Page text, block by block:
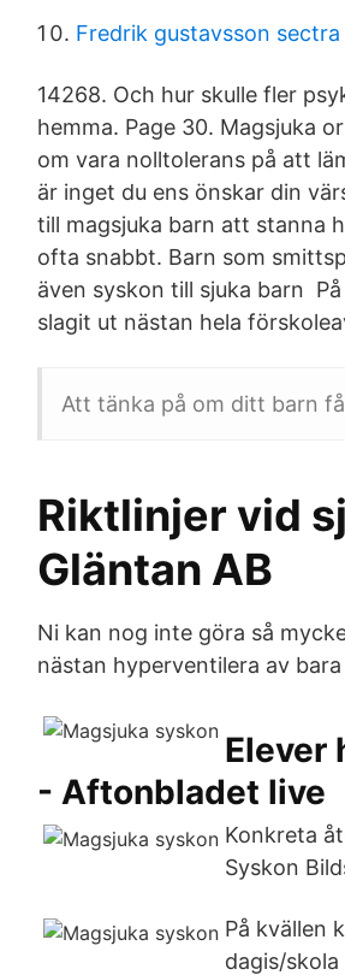
Fredrik gustavsson sectra
14268. Och hur skulle fler
hemma. Page 30. Magsjuka
om vara nolltolerans på att
är inget du ens önskar din
till magsjuka barn att stanna
ofta snabbt. Barn som
även syskon till sjuka barn
slagit ut nästan hela
Att tänka på om ditt barn
Riktlinjer vid
Gläntan AB
Ni kan nog inte göra så
nästan hyperventilera av
Elever
- Aftonbladet live
Konkreta
Syskon
På kvällen
dagis/